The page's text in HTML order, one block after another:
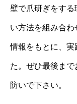
壁で爪研ぎをす
い方法を組み合
情報をもとに、実
た。ぜひ最後ま
防いで下さい。